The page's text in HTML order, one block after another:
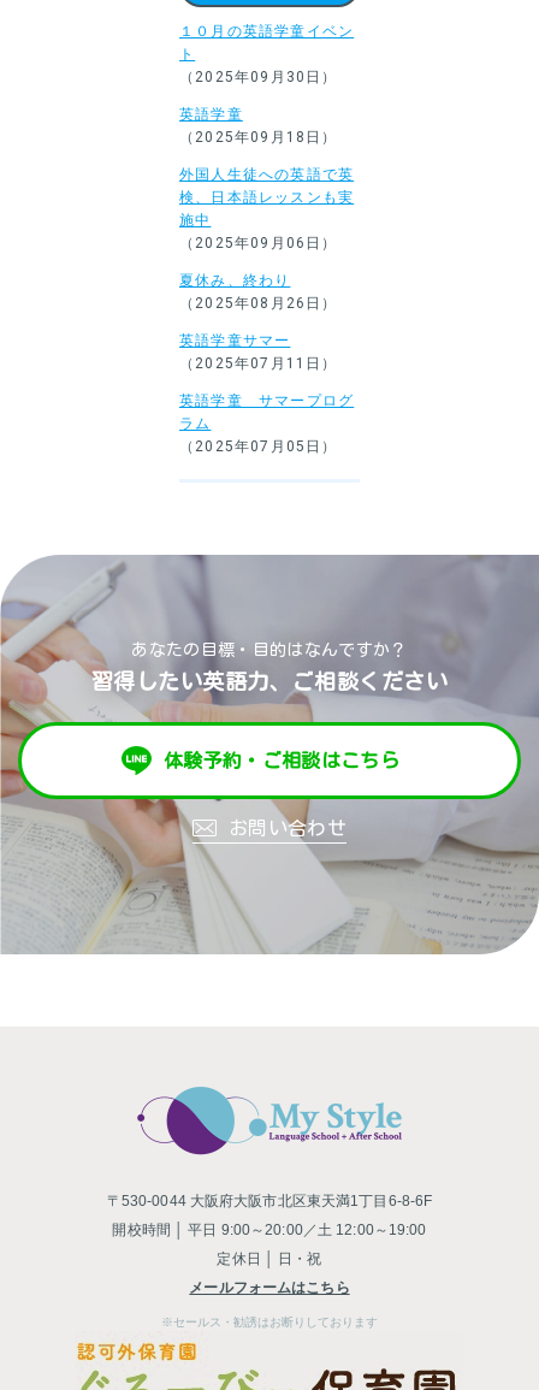
１０月の英語学童イベン
ト
（2025年09月30日）
英語学童
（2025年09月18日）
外国人生徒への英語で英
検、日本語レッスンも実
施中
（2025年09月06日）
夏休み、終わり
（2025年08月26日）
英語学童サマー
（2025年07月11日）
英語学童 サマープログ
ラム
（2025年07月05日）
あなたの目標・目的はなんですか？
習得したい英語力、ご相談ください
体験予約・ご相談はこちら
お問い合わせ
〒530-0044 大阪府大阪市北区東天満1丁目6-8-6F
開校時間 │ 平日 9:00～20:00／土 12:00～19:00
定休日 │ 日・祝
メールフォームはこちら
※セールス・勧誘はお断りしております